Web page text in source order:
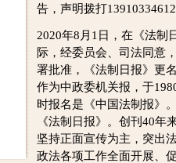
告，声明拨打
2020年8月1日，在《法制
际，经委员会、司法同意
署批准，《法制日报》更
作为中政委机关报，于
时报名是《中国法制报》
《法制日报》。创刊40年
坚持正面宣传为主，突出
政法各项工作全面开展、